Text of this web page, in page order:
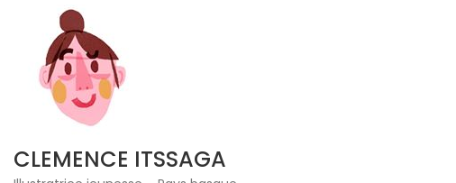
content
CLEMENCE ITSSAGA